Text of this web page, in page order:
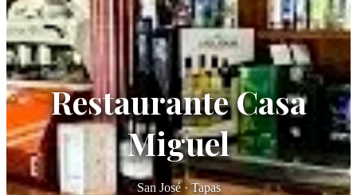
Restaurante Casa
Miguel
San José · Tapas